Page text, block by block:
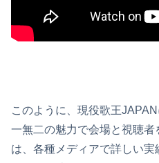
このように、現役歌王
一無二の魅力で会場と視聴
は、各種メディアで詳しい